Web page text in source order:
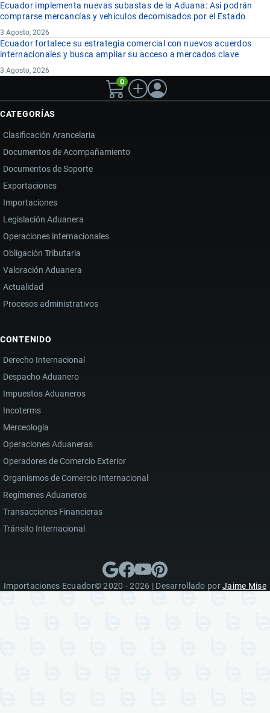
Ecuador implementa nuevas subastas de la Aduana: Así podrán
comprarse mercancías y vehículos decomisados por el Estado
3 Agosto, 2026
Ecuador fortalece su estrategia comercial con nuevos acuerdos
internacionales y busca ampliar su acceso a mercados clave
3 Agosto, 2026
0
CATEGORÍAS
Clasificación Arancelaria
Documentos de Acompañamiento
Documentos de Soporte
Exportaciones
Importaciones
Legislación Aduanera
Operaciones internacionales
Obligación Tributaria
Valoración Aduanera
Actualidad
Procesos administrativos
CONTENIDO
Derecho Internacional
Despacho Aduanero
Impuestos Aduaneros
Incoterms
Merceología
Operaciones Aduaneras
Operadores de Comercio Exterior
Organismos de Comercio Internacional
Regímenes Aduaneros
Transacciones Financieras
Tránsito Internacional
Importaciones Ecuador© 2020 - 2026 | Desarrollado porJaime Mise